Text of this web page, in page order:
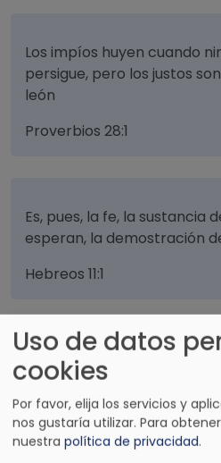
Los impíos huyen cuando
persigue, pero los justos
león
Proverbios 28:1
Es, pues, la fe, la sustancia
esperan, la demostración
Hebreos 11:1
En el Señor me refugio;
alma, huye como un ave al
Salmos 11:1
Uso de datos
cookies
Por favor, elija los servicios y
nos gustaría utilizar. Para
nuestra política de privacidad.